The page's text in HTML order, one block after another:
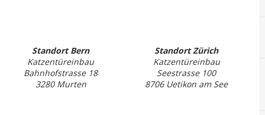
Standort Bern
Katzentüreinbau
Bahnhofstrasse 18
3280 Murten
Standort Zürich
Katzentüreinbau
Seestrasse 100
8706 Uetikon am See